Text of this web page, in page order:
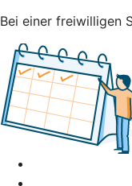
Bei einer freiwilligen